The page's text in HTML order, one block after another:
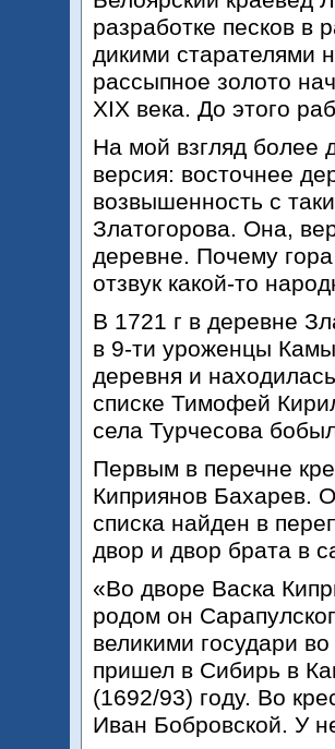
разработке песков в
дикими старателями
рассыпное золото
XIX века. До этого
На мой взгляд более
версия: восточнее
возвышенность с
Златогорова. Она,
деревне. Почему
отзвук какой-то
В 1721 г в деревне
в 9-ти уроженцы
деревня и
списке Тимофей
села Турчесова
Первым в перечне
Киприянов Бахарев.
списка найден в
двор и двор брата в
«Во дворе Васка
родом он
великими государи
пришел в Сибирь в
(1692/93) году. Во
Иван Бобровской. У